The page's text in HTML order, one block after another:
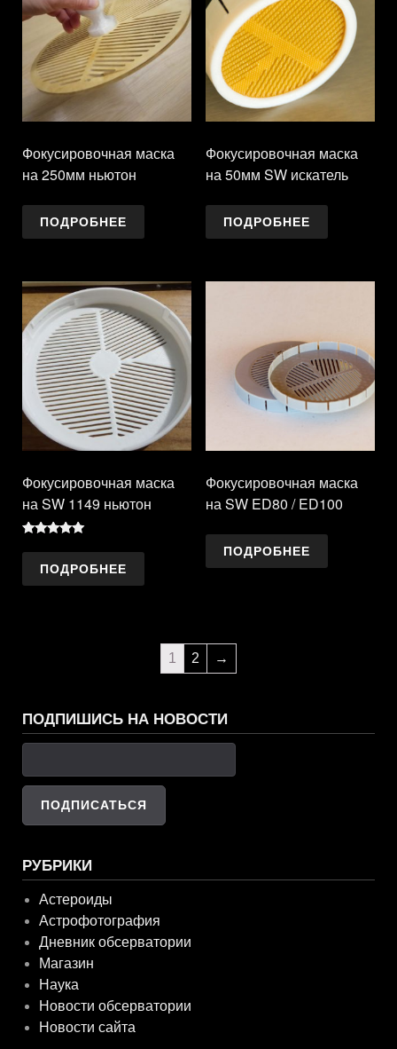
Фокусировочная маска
на 250мм ньютон
ПОДРОБНЕЕ
Фокусировочная маска
на 50мм SW искатель
ПОДРОБНЕЕ
Фокусировочная маска
на SW 1149 ньютон
5.00
из 5ПОДРОБНЕЕ
Фокусировочная маска
на SW ED80 / ED100
ПОДРОБНЕЕ
1 2 →
ПОДПИШИСЬ НА НОВОСТИ
РУБРИКИ
Астероиды
Астрофотография
Дневник обсерватории
Магазин
Наука
Новости обсерватории
Новости сайта